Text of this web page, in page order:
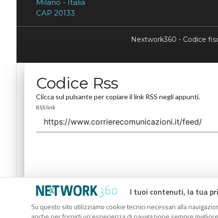
I tuoi contenuti, la tua
Su questo sito utilizziamo cookie tecnici necessari alla
Milano - Italia
CAP 20133
Nextwork360 - Codice
Codice Rss
Clicca sul pulsante per copiare il link RSS negli appunti.
RSS link
Codice Rss
Clicca sul pulsante per copiare il link RSS negli appunti.